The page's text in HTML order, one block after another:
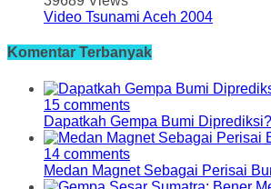
Video Tsunami Aceh 2004
Komentar Terbanyak
15 comments
Dapatkah Gempa Bumi Diprediksi?
14 comments
Medan Magnet Sebagai Perisai